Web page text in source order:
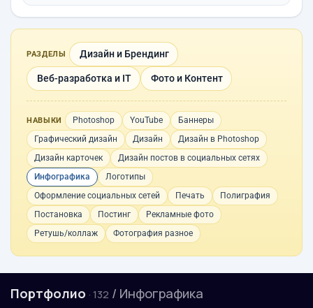
РАЗДЕЛЫ Дизайн и Брендинг
Веб-разработка и IT Фото и Контент
НАВЫКИ Photoshop YouTube
Баннеры
Графический дизайн
Дизайн
Дизайн в Photoshop
Дизайн карточек
Дизайн постов в социальных сетях
Инфографика
Логотипы
Оформление социальных сетей
Печать
Полиграфия
Постановка
Постинг
Рекламные фото
Ретушь/коллаж
Фотография разное
Портфолио · 132 / Инфографика